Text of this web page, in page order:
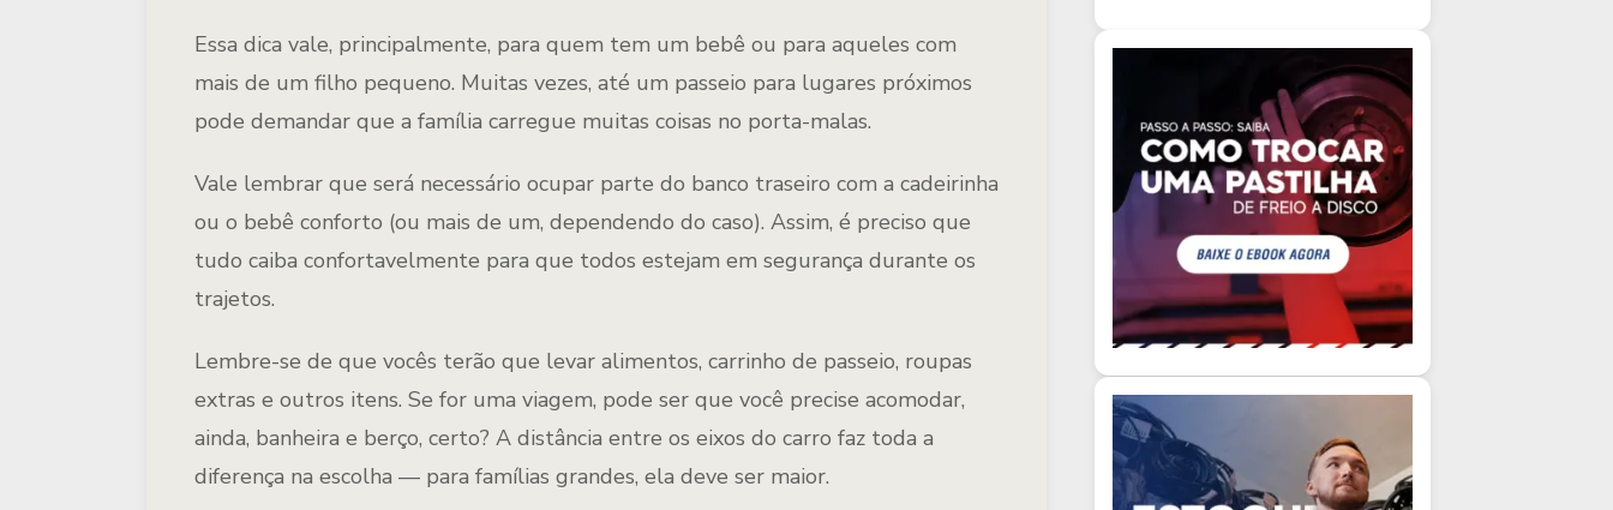
Essa dica vale, principalmente, para quem tem um bebê ou para aqueles com
mais de um filho pequeno. Muitas vezes, até um passeio para lugares próximos
pode demandar que a família carregue muitas coisas no porta-malas.
Vale lembrar que será necessário ocupar parte do banco traseiro com a cadeirinha
ou o bebê conforto (ou mais de um, dependendo do caso). Assim, é preciso que
tudo caiba confortavelmente para que todos estejam em segurança durante os
trajetos.
Lembre-se de que vocês terão que levar alimentos, carrinho de passeio, roupas
extras e outros itens. Se for uma viagem, pode ser que você precise acomodar,
ainda, banheira e berço, certo? A distância entre os eixos do carro faz toda a
diferença na escolha — para famílias grandes, ela deve ser maior.
acabando mais r...